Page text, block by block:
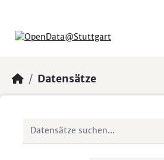
Datensätze